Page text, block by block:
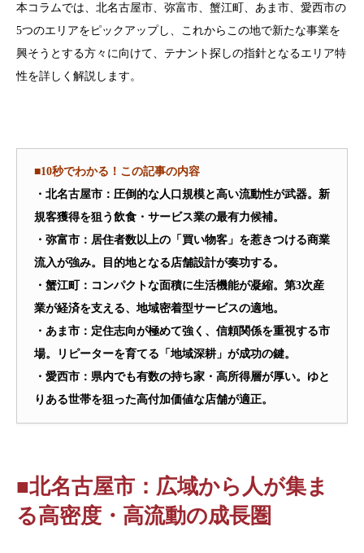
本コラムでは、北名古屋市、弥富市、蟹江町、あま市、愛西市の
5つのエリアをピックアップし、これからこの地で新たな事業を
興そうとする方々に向けて、テナント探しの指針となるエリア特
性を詳しく解説します。
■10秒でわかる！この記事の内容
・北名古屋市：圧倒的な人口規模と高い流動性が武器。新
規客獲得を狙う飲食・サービス業の最有力候補。
・弥富市：居住者数以上の「買い物客」を惹きつける商業
流入が強み。目的地となる店舗設計が奏功する。
・蟹江町：コンパクトな面積に生活機能が凝縮。第3次産
業が経済を支える、地域密着型サービスの適地。
・あま市：定住志向が極めて強く、信頼関係を重視する市
場。リピーターを育てる「地域深耕」が成功の鍵。
・愛西市：県内でも有数の持ち家・高所得層が厚い。ゆと
りある世帯を狙った高付加価値な店舗が適正。
■北名古屋市：広域から人が集ま
る高密度・高流動の成長圏